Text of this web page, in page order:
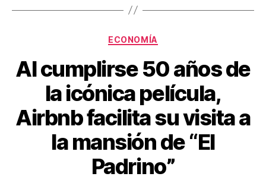
o
tir
Categorías
ECONOMÍA
Al cumplirse 50 años de
la icónica película,
Airbnb facilita su visita a
la mansión de “El
Padrino”